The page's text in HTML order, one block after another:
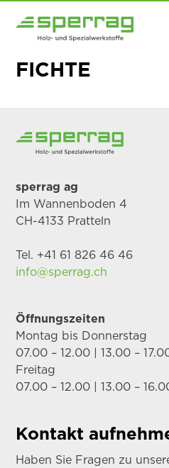
FICHTE
sperrag ag
Im Wannenboden 4
CH-4133 Pratteln
Tel. +41 61 826 46 46
info@sperrag.ch
Öffnungszeiten
Montag bis Donnerstag
07.00 – 12.00 | 13.00 –
Freitag
07.00 – 12.00 | 13.00 –
Kontakt
Haben Sie Fragen zu